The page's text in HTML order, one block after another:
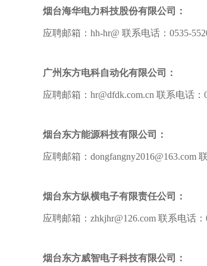
烟台海华电力科技股份有限公司：
应聘邮箱：hh-hr@ 联系电话：0535-
广州东方电科自动化有限公司：
应聘邮箱：hr@dfdk.com.cn 联系电话：
烟台东方能源科技有限公司：
应聘邮箱：dongfangny2016@163.com
烟台东方纵横电子有限责任公司：
应聘邮箱：zhkjhr@126.com 联系电话：
烟台东方威智电子科技有限公司：